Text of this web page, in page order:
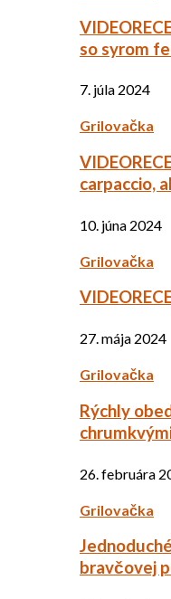
so syrom
7. júla 2024
Grilovačka
carpaccio,
10. júna 2024
Grilovačka
27. mája 2024
Grilovačka
Rýchly
26. februára
Grilovačka
bravčovej